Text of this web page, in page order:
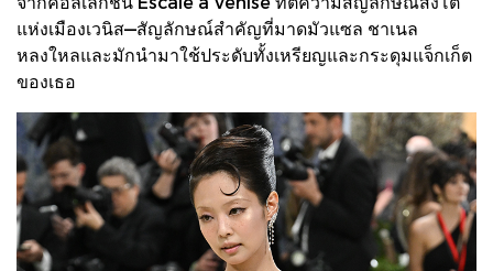
แห่งเมืองเวนิส—สัญลักษณ์สำคัญที่มาดมัวแซล ชาเนล
หลงใหลและมักนำมาใช้ประดับทั้งเหรียญและกระดุมแจ็กเก็ต
ของเธอ